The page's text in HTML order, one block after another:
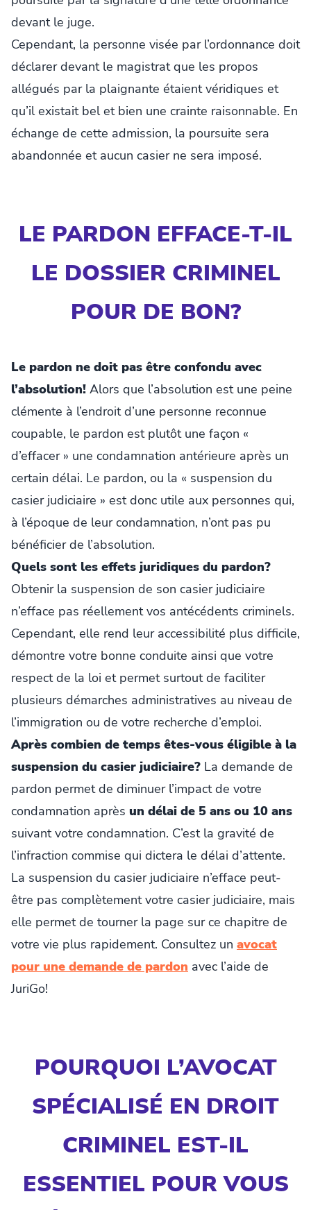
devant le juge.
Cependant, la personne visée par l’ordonnance doit
déclarer devant le magistrat que les propos
allégués par la plaignante étaient véridiques et
qu’il existait bel et bien une crainte raisonnable. En
échange de cette admission, la poursuite sera
abandonnée et aucun casier ne sera imposé.
LE PARDON EFFACE-T-IL
LE DOSSIER CRIMINEL
POUR DE BON?
Le pardon ne doit pas être confondu avec
l’absolution! Alors que l’absolution est une peine
clémente à l’endroit d’une personne reconnue
coupable, le pardon est plutôt une façon «
d’effacer » une condamnation antérieure après un
certain délai. Le pardon, ou la « suspension du
casier judiciaire » est donc utile aux personnes qui,
à l’époque de leur condamnation, n’ont pas pu
bénéficier de l’absolution.
Quels sont les effets juridiques du pardon?
Obtenir la suspension de son casier judiciaire
n’efface pas réellement vos antécédents criminels.
Cependant, elle rend leur accessibilité plus difficile,
démontre votre bonne conduite ainsi que votre
respect de la loi et permet surtout de faciliter
plusieurs démarches administratives au niveau de
l’immigration ou de votre recherche d’emploi.
Après combien de temps êtes-vous éligible à la
suspension du casier judiciaire? La demande de
pardon permet de diminuer l’impact de votre
condamnation après un délai de 5 ans ou 10 ans
suivant votre condamnation. C’est la gravité de
l’infraction commise qui dictera le délai d’attente.
La suspension du casier judiciaire n’efface peut-
être pas complètement votre casier judiciaire, mais
elle permet de tourner la page sur ce chapitre de
votre vie plus rapidement. Consultez un avocat
pour une demande de pardon avec l’aide de
JuriGo!
POURQUOI L’AVOCAT
SPÉCIALISÉ EN DROIT
CRIMINEL EST-IL
ESSENTIEL POUR VOUS